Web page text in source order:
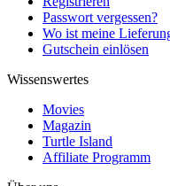
Passwort vergessen?
Wo ist meine
Gutschein einlösen
Wissenswertes
Movies
Magazin
Turtle Island
Affiliate Programm